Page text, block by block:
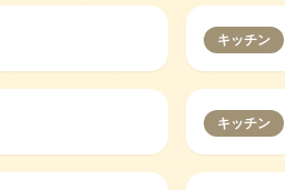
キッチン
キッチン